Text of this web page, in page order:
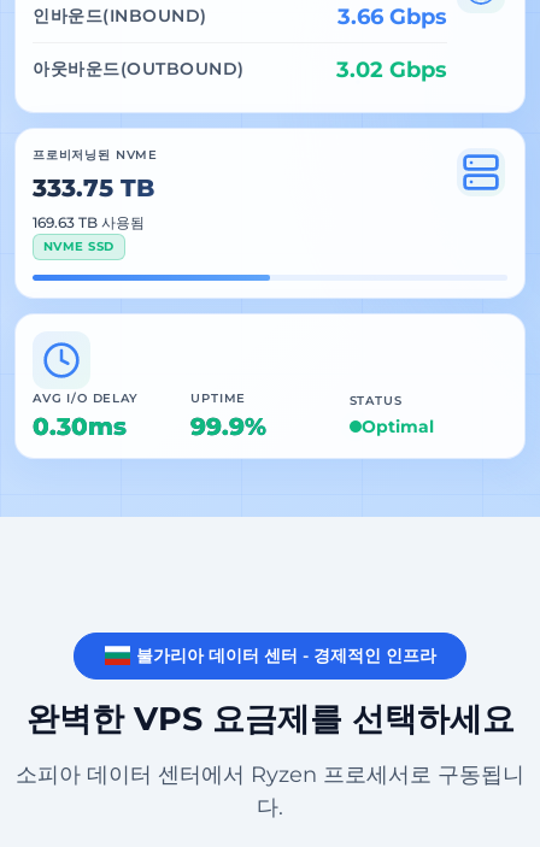
인바운드(INBOUND) 3.67 Gbps
아웃바운드(OUTBOUND) 3.02 Gbps
프로비저닝된 NVME
333.75 TB
169.63 TB 사용됨
NVME SSD
AVG I/O DELAY
0.30ms
UPTIME
99.9%
STATUS
Optimal
불가리아 데이터 센터 - 경제적인 인프라
완벽한 VPS 요금제를 선택하세요
소피아 데이터 센터에서 Ryzen 프로세서로 구동됩니
다.